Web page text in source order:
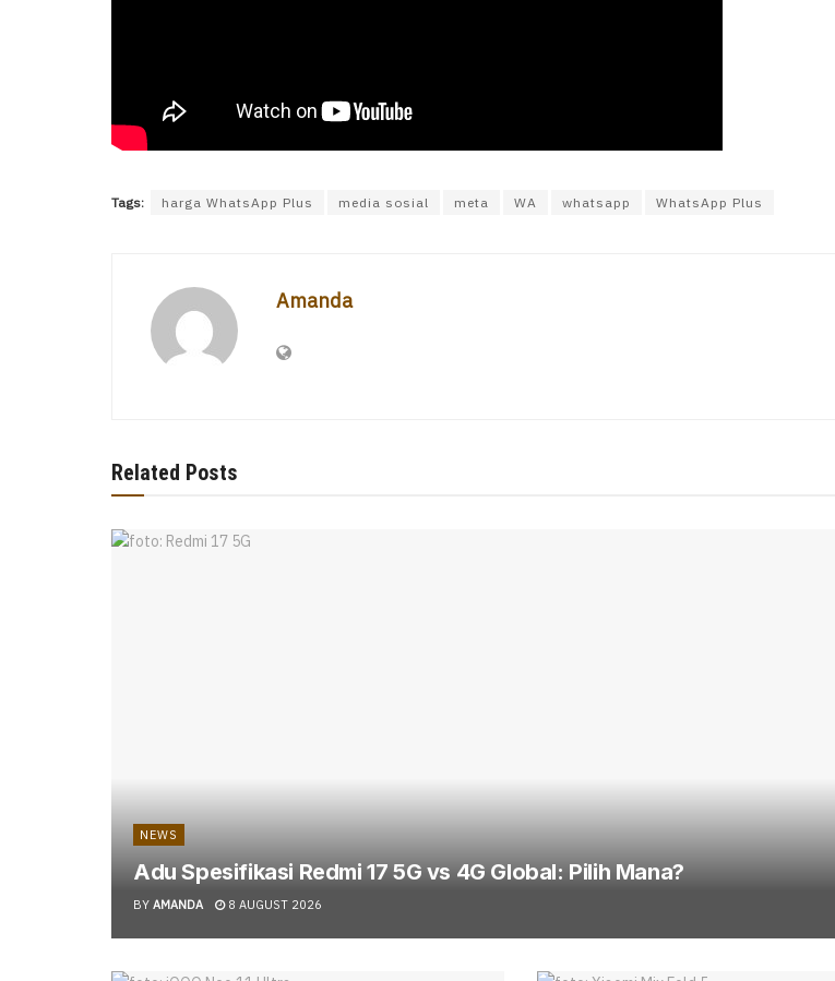
Tags: harga WhatsApp Plus media sosial meta WA whatsapp WhatsApp Plus
Amanda
Related Posts
NEWS
Adu Spesifikasi Redmi 17 5G vs 4G Global: Pilih Mana?
BY AMANDA 8 AUGUST 2026